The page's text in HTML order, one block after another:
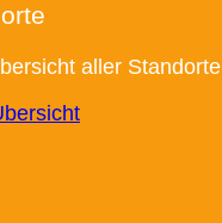
aller Standorte